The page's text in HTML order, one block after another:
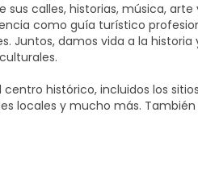
calles, historias, música, arte
como guía turístico
Juntos, damos vida a la
histórico, incluidos los
locales y mucho más.
simbolismo, los mercados y la
para observar, hacer
sino una